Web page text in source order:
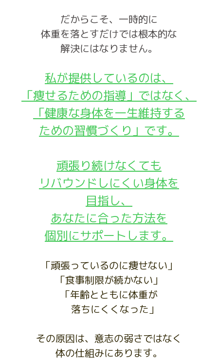
だからこそ、一時的に
体重を落とすだけでは根本的な
解決にはなりません。
私が提供しているのは、
「痩せるための指導」ではなく、
「健康な身体を一生維持する
ための習慣づくり」です。
頑張り続けなくても
リバウンドしにくい身体を
目指し、
あなたに合った方法を
個別にサポートします。
「頑張っているのに痩せない」
「食事制限が続かない」
「年齢とともに体重が
落ちにくくなった」
その原因は、意志の弱さではなく
体の仕組みにあります。